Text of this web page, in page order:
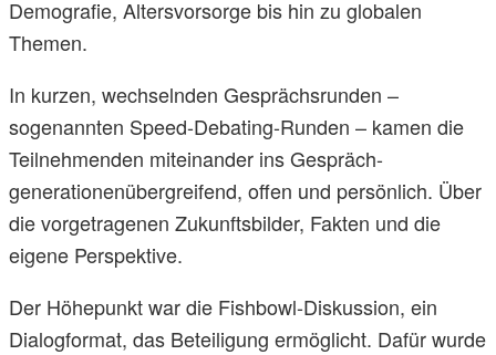
Demografie, Altersvorsorge bis hin zu globalen
Themen.
In kurzen, wechselnden Gesprächsrunden –
sogenannten Speed-Debating-Runden – kamen die
Teilnehmenden miteinander ins Gespräch-
generationenübergreifend, offen und persönlich. Über
die vorgetragenen Zukunftsbilder, Fakten und die
eigene Perspektive.
Der Höhepunkt war die Fishbowl-Diskussion, ein
Dialogformat, das Beteiligung ermöglicht. Dafür wurde